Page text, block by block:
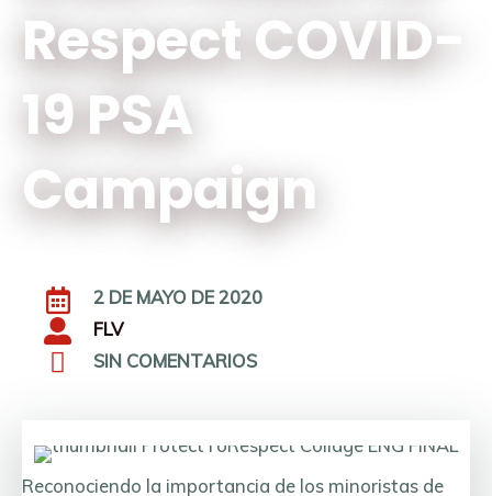
Respect COVID-
19 PSA
Campaign
2 DE MAYO DE 2020
FLV
SIN COMENTARIOS
Reconociendo la importancia de los minoristas de